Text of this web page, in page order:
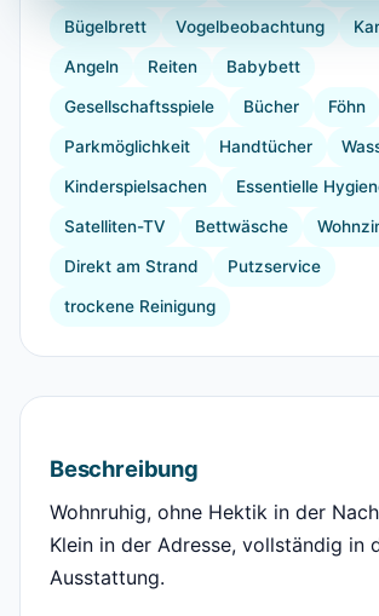
Bügelbrett Vogelbeobachtung
Angeln Reiten Babybett
Gesellschaftsspiele Bücher Föhn
Parkmöglichkeit Handtücher
Kinderspielsachen Essentielle
Satelliten-TV Bettwäsche
Direkt am Strand Putzservice
trockene Reinigung
Beschreibung
Wohnruhig, ohne Hektik in der
Klein in der Adresse, vollständig in
Ausstattung.